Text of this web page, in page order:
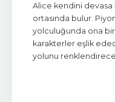
Alice kendini
ortasında bulur.
yolculuğunda ona
karakterler eşlik
yolunu